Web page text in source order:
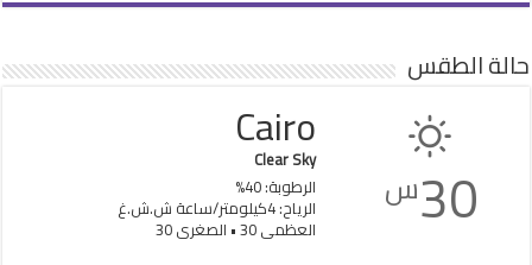
حالة الطقس
30س
Cairo
Clear Sky
الرطوبة: 40%
الرياح: 4كيلومتر/ساعة ش.ش.غ
العظمى 30 • الصغرى 30